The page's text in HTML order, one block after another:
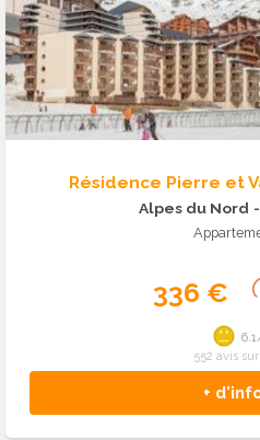
Résidence Pierre et
Alpes du Nord
336 €
+
552 avis